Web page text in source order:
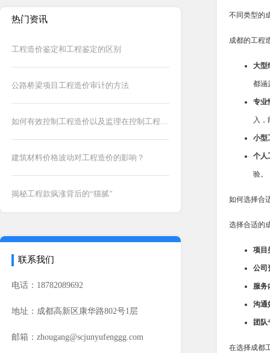
热门资讯
工程造价鉴定和工程鉴定的区别
公路桥梁项目工程造价审计的方法
如何有效控制工程造价以及监理在控制工程造价中的作用
建筑材料价格波动对工程造价的影响？
揭秘工程款疯涨背后的“猫腻”
联系我们
电话：18782089692
地址：成都高新区康华路802号1层
邮箱：zhougang@scjunyufenggg.com
不同类型的
成都的工程
大型
都涵
专业
入
小型
个人
验。
如何选择合
选择合适的
项目
公司
服务
沟通
团队
在选择成都